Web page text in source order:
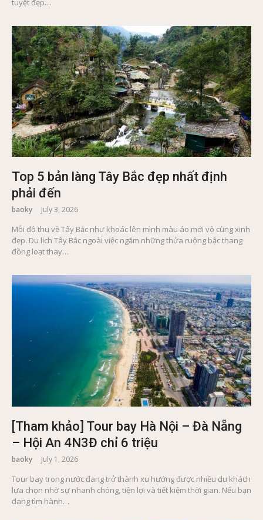
tuyệt đẹp…
Top 5 bản làng Tây Bắc đẹp nhất định
phải đến
baoky July 3, 2026
Mỗi độ thu về Tây Bắc như khoác lên mình màu áo mới vô cùng xinh
đẹp. Du lịch Tây Bắc ngoài việc ngắm những thửa ruộng bậc thang
đồng loạt thay…
[Tham khảo] Tour bay Hà Nội – Đà Nẵng
– Hội An 4N3Đ chỉ 6 triệu
baoky July 1, 2026
Tour bay trong nước đang trở thành xu hướng được nhiều du khách
lựa chọn nhờ sự nhanh chóng, tiện lợi và tiết kiệm thời gian. Nếu bạn
đang tìm hành…